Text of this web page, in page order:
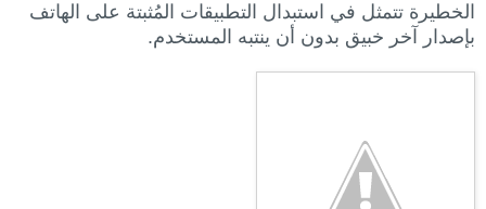
الخطيرة تتمثل في استبدال التطبيقات المُثبتة على الهاتف
بإصدار آخر خبيق بدون أن ينتبه المستخدم.